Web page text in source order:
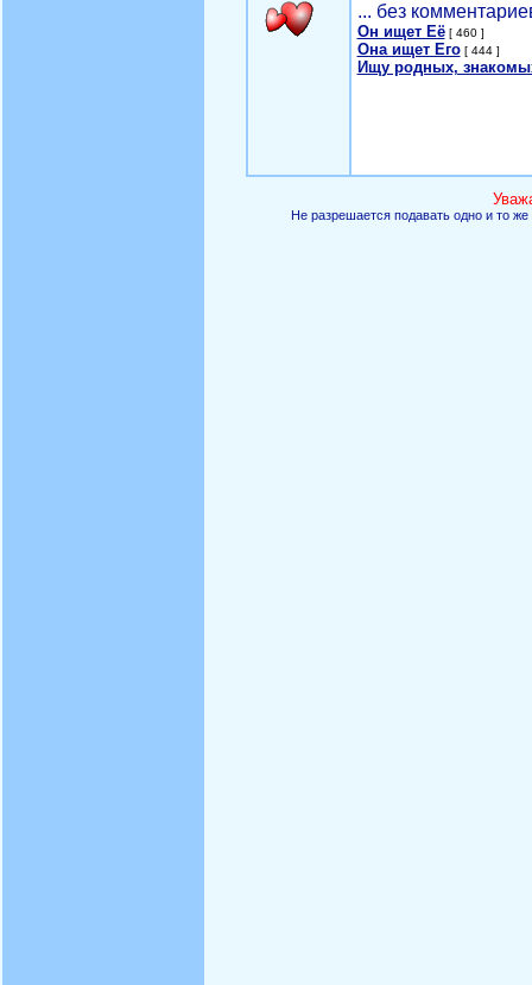
... без
Он ищет Её[ 460 ]
Она ищет Его[ 444 ]
Ищу родных,
Не разрешается подавать одно и то